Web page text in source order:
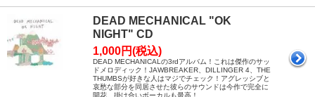
DEAD MECHANICAL "OK
NIGHT" CD
1,000円(税込)
DEAD MECHANICALの3rdアルバム！これは傑作のサッ
ドメロディック！JAWBREAKER、DILLINGER 4、THE
THUMBSが好きな人はマジでチェック！アグレッシブと
哀愁な部分を同居させた彼らのサウンドは今作で完全に
開花、掛け合いボーカルも最高！